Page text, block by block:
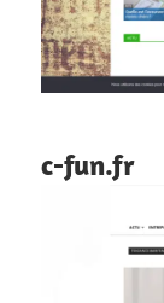
c-fun.fr